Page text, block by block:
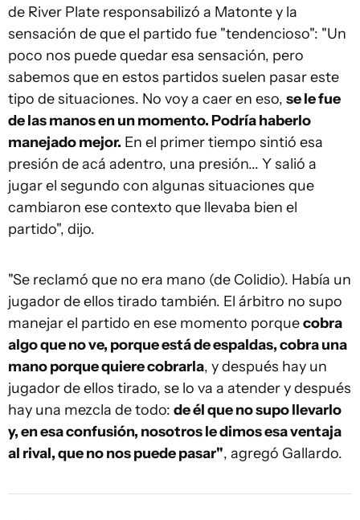
de River Plate responsabilizó a Matonte y la
sensación de que el partido fue "tendencioso": "Un
poco nos puede quedar esa sensación, pero
sabemos que en estos partidos suelen pasar este
tipo de situaciones. No voy a caer en eso, se le fue
de las manos en un momento. Podría haberlo
manejado mejor. En el primer tiempo sintió esa
presión de acá adentro, una presión... Y salió a
jugar el segundo con algunas situaciones que
cambiaron ese contexto que llevaba bien el
partido", dijo.
"Se reclamó que no era mano (de Colidio). Había un
jugador de ellos tirado también. El árbitro no supo
manejar el partido en ese momento porquecobra
algo que no ve, porque está de espaldas, cobra una
mano porque quiere cobrarla, y después hay un
jugador de ellos tirado, se lo va a atender y después
hay una mezcla de todo: de él que no supo llevarlo
y, en esa confusión, nosotros le dimos esa ventaja
al rival, que no nos puede pasar", agregó Gallardo.